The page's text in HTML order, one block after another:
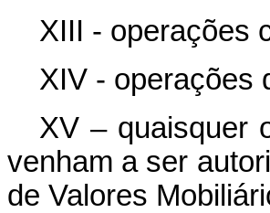
XIII - operações
XIV - operações
XV – quaisquer
venham a ser
de Valores